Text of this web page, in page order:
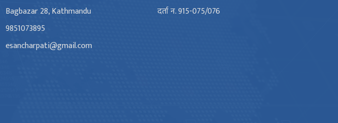
Bagbazar 28, Kathmandu
9851073895
esancharpati@gmail.com
दर्ता न. 915-075/076